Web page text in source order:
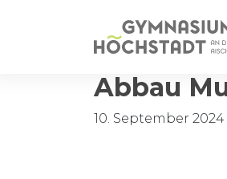
Abbau
10. September 2024